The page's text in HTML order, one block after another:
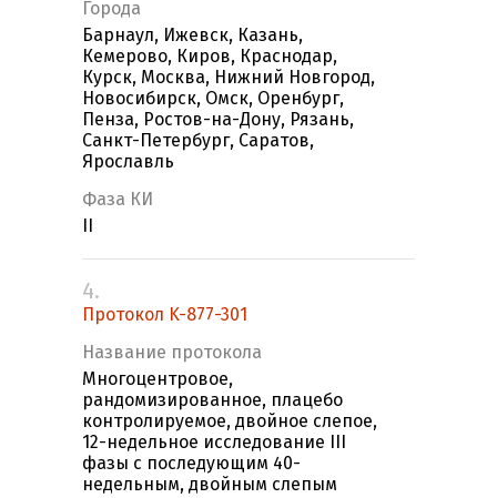
Города
Барнаул, Ижевск, Казань,
Кемерово, Киров, Краснодар,
Курск, Москва, Нижний Новгород,
Новосибирск, Омск, Оренбург,
Пенза, Ростов-на-Дону, Рязань,
Санкт-Петербург, Саратов,
Ярославль
Фаза КИ
4.
Протокол K-877-301
Название протокола
Многоцентровое,
рандомизированное, плацебо
контролируемое, двойное слепое,
12-недельное исследование III
фазы с последующим 40-
недельным, двойным слепым